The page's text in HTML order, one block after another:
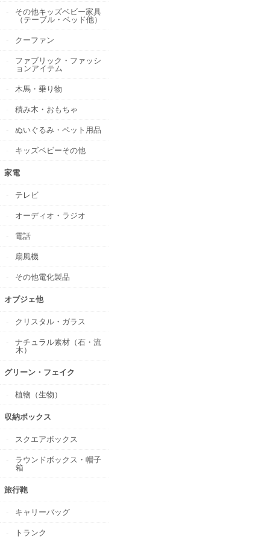
その他キッズベビー家具
（テーブル・ベッド他）
クーファン
ファブリック・ファッシ
ョンアイテム
木馬・乗り物
積み木・おもちゃ
ぬいぐるみ・ペット用品
キッズベビーその他
家電
テレビ
オーディオ・ラジオ
電話
扇風機
その他電化製品
オブジェ他
クリスタル・ガラス
ナチュラル素材（石・流
木）
グリーン・フェイク
植物（生物）
収納ボックス
スクエアボックス
ラウンドボックス・帽子
箱
旅行鞄
キャリーバッグ
トランク